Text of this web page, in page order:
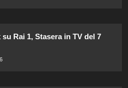
Rai 1, Stasera in TV del 7